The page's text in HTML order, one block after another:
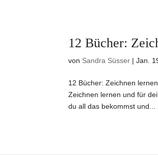
12 Bücher:
von Sandra Süsser |Jan.
12 Bücher: Zeichnen
Zeichnen lernen und für
du all das bekommst und...